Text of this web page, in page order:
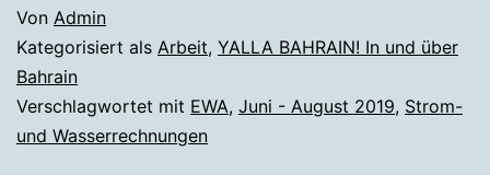
Von Admin
Kategorisiert als Arbeit, YALLA BAHRAIN! In und über
Bahrain
Verschlagwortet mit EWA, Juni - August 2019, Strom-
und Wasserrechnungen